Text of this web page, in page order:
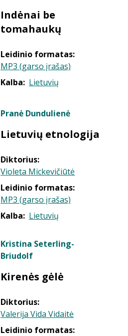
Indėnai be
tomahaukų
Leidinio formatas:
MP3 (garso įrašas)
Kalba: Lietuvių
Pranė Dundulienė
Lietuvių etnologija
Diktorius:
Violeta Mickevičiūtė
Leidinio formatas:
MP3 (garso įrašas)
Kalba: Lietuvių
Kristina Seterling-
Briudolf
Kirenės gėlė
Diktorius:
Valerija Vida Vidaitė
Leidinio formatas: